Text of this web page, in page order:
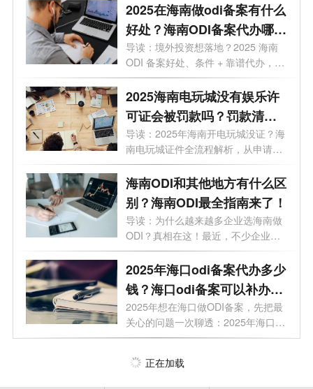
2025在海南做odi备案有什么
好处？海南ODI备案代办哪家
靠谱？一文了解
导读：境外投资想落地？2025 海南
ODI 备案好处、条件 + 靠谱代办，全
给你整...
2025海南电玩城没有娱乐许
可证会被罚款吗？罚款清单
+避坑指南
导读：2025年海南开电玩城没证？海
南电玩城证件全流程解析，从申请到
拿证...
海南ODI和其他地方有什么区
别？海南ODI最全指南来了！
导读：为什么越来越多企业选海南做
ODI？真相在这！最近，不少企业老
板正在...
2025年海口odi备案代办多少
钱？海口odi备案可以补办
吗？
2025年想在海口做ODI备案，先把最
关心的问题一次聊透：2025年海口
odi备案对企...
正在加载